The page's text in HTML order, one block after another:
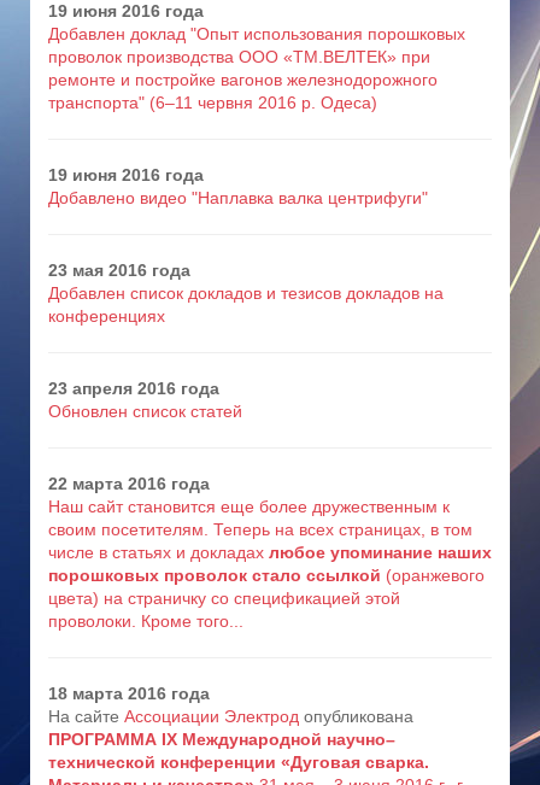
19 июня 2016 года
Добавлен доклад "Опыт использования порошковых
проволок производства ООО «ТМ.ВЕЛТЕК» при
ремонте и постройке вагонов железнодорожного
транспорта" (6–11 червня 2016 р. Одеса)
19 июня 2016 года
Добавлено видео "Наплавка валка центрифуги"
23 мая 2016 года
Добавлен список докладов и тезисов докладов на
конференциях
23 апреля 2016 года
Обновлен список статей
22 марта 2016 года
Наш сайт становится еще более дружественным к
своим посетителям. Теперь на всех страницах, в том
числе в статьях и докладах любое упоминание наших
порошковых проволок стало ссылкой (оранжевого
цвета) на страничку со спецификацией этой
проволоки. Кроме того...
18 марта 2016 года
На сайте Ассоциации Электрод опубликована
ПРОГРАММА IX Международной научно–
технической конференции «Дуговая сварка.